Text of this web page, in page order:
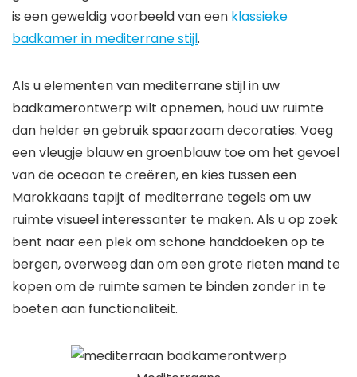
is een geweldig voorbeeld van een klassieke
badkamer in mediterrane stijl.
Als u elementen van mediterrane stijl in uw
badkamerontwerp wilt opnemen, houd uw ruimte
dan helder en gebruik spaarzaam decoraties. Voeg
een vleugje blauw en groenblauw toe om het gevoel
van de oceaan te creëren, en kies tussen een
Marokkaans tapijt of mediterrane tegels om uw
ruimte visueel interessanter te maken. Als u op zoek
bent naar een plek om schone handdoeken op te
bergen, overweeg dan om een ​​grote rieten mand te
kopen om de ruimte samen te binden zonder in te
boeten aan functionaliteit.